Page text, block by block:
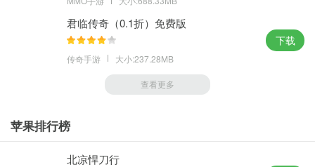
君临传奇（0.1折）免费版
传奇手游 大小:237.28MB
下载
查看更多
苹果排行榜
北凉悍刀行